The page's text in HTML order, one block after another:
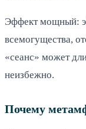
Эффект мощный:
всемогущества,
«сеанс» может
неизбежно.
Почему